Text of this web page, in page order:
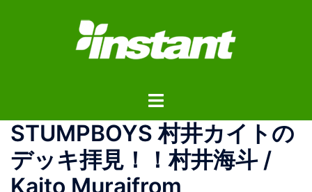
ス
ト
ル
メ
ニ
ュ
STUMPBOYS 村井カイトの
デッキ拝見！！村井海斗 /
Kaito Muraifrom